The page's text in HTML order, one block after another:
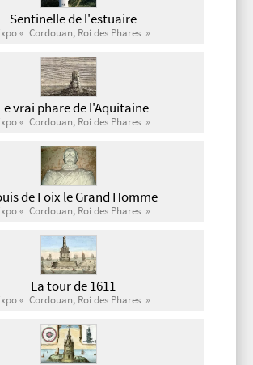
Sentinelle de l'estuaire
« Cordouan, Roi des Phares »
vrai phare de l'Aquitaine
« Cordouan, Roi des Phares »
de Foix le Grand Homme
« Cordouan, Roi des Phares »
La tour de 1611
« Cordouan, Roi des Phares »